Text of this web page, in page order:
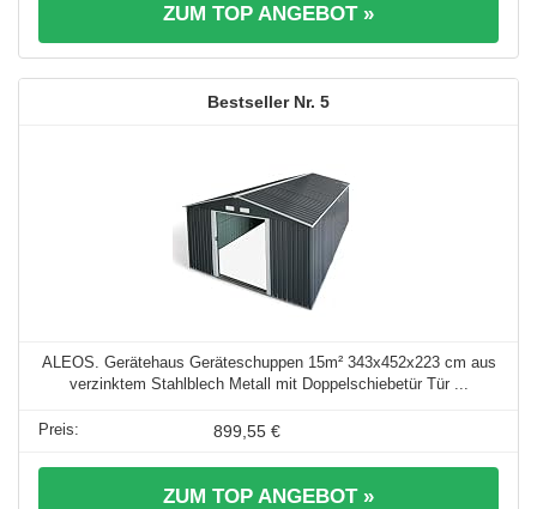
ZUM TOP ANGEBOT »
5
ALEOS. Gerätehaus Geräteschuppen 15m² 343x452x223 cm aus
verzinktem Stahlblech Metall mit Doppelschiebetür Tür ...
899,55 €
ZUM TOP ANGEBOT »